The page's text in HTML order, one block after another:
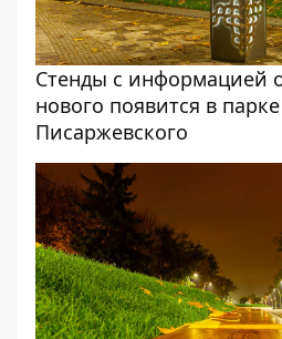
Стенды с информацией
нового появится в
Писаржевского